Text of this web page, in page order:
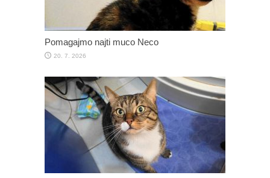
Pomagajmo najti muco Neco
20. 7. 2026